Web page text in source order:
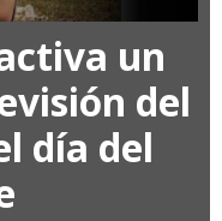
un
del
día del